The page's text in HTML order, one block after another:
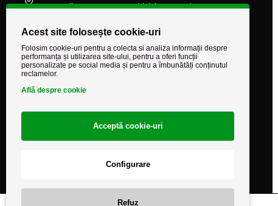
accesorii auto, moto, atv, biciclete, camioane
(+40) 745 848 890
comenzi@autocarestore.ro
Acest site folosește cookie-uri
Folosim cookie-uri pentru a colecta si analiza informații despre
performanța și utilizarea site-ului, pentru a oferi funcții
personalizate pe social media și pentru a îmbunătăți conținutul
reclamelor.
Află despre cookie
Acceptă cookie-uri
Configurare
Refuz